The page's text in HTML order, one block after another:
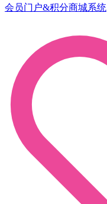
会员门户&积分商城系统